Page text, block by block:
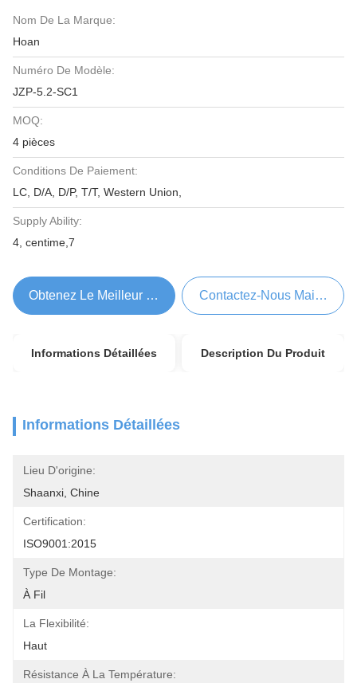
Nom De La Marque:
Hoan
Numéro De Modèle:
JZP-5.2-SC1
MOQ:
4 pièces
Conditions De Paiement:
LC, D/A, D/P, T/T, Western Union,
Supply Ability:
4, centime,7
Obtenez Le Meilleur Prix Contactez-Nous Maintenant
Informations Détaillées Description Du Produit
Informations Détaillées
Lieu D'origine:
Shaanxi, Chine
Certification:
ISO9001:2015
Type De Montage:
À Fil
La Flexibilité:
Haut
Résistance À La Température: